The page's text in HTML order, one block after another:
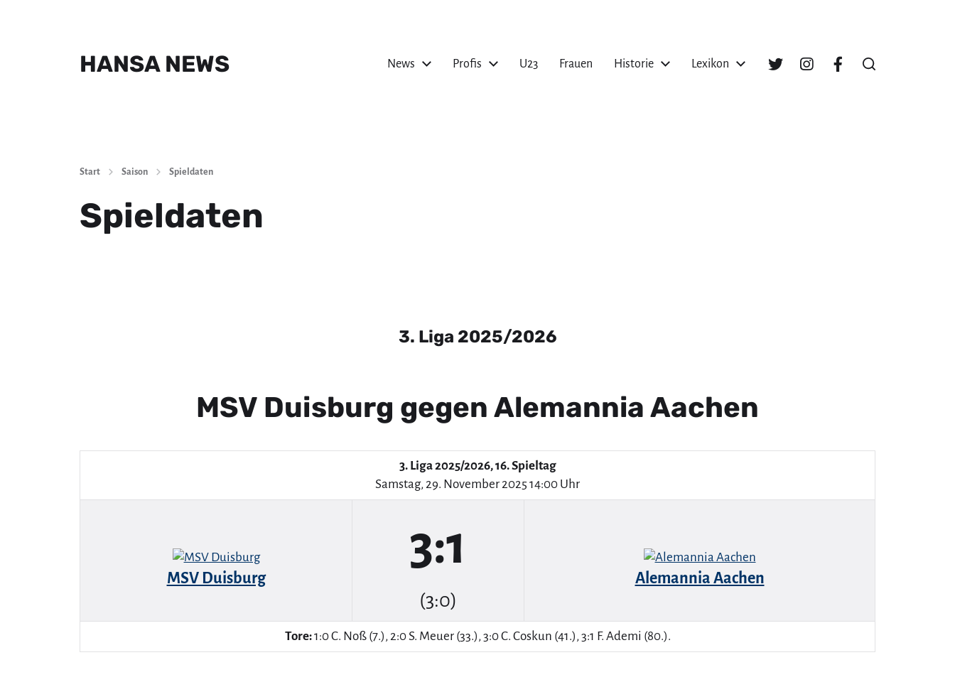
HANSA NEWS News Profis U23 Frauen Historie Lexikon
Start Saison Spieldaten
Spieldaten
3. Liga 2025/2026
MSV Duisburg gegen Alemannia Aachen
3. Liga 2025/2026, 16. Spieltag
Samstag, 29. November 2025 14:00 Uhr
MSV Duisburg
3:1
(3:0)
Alemannia Aachen
Tore:1:0 C. Noß (7.), 2:0 S. Meuer (33.), 3:0 C. Coskun (41.), 3:1 F. Ademi (80.).